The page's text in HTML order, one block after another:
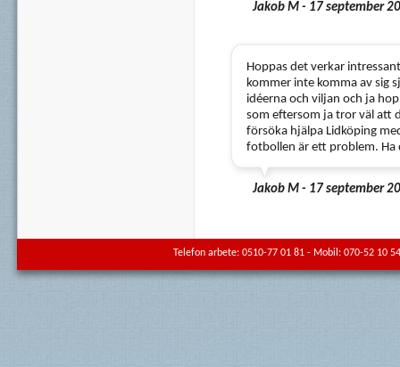
Jakob M - 17 september
Hoppas det verkar
kommer inte komma av sig
idéerna och viljan och ja
som eftersom ja tror väl att
försöka hjälpa Lidköping
fotbollen är ett problem. Ha
Jakob M - 17 september
Telefon arbete: 0510-77 01 81 - Mobil: 070-52 10